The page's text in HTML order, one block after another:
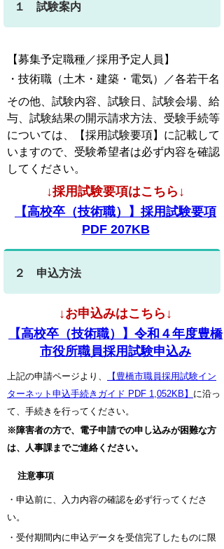
１ 試験案内
【募集予定職種／採用予定人員】
・技術職（土木・建築・電気）／各若干名
その他、試験内容、試験日、試験会場、給
与、試験結果の開示請求方法、受験手続等
については、【採用試験要項】に記載して
いますので、受験希望者は必ず内容を確認
してください。
↓採用試験要項はこちら↓
【高校卒（技術職）】採用試験要項
PDF 207KB
２ 申込方法
↓お申込みはこちら↓
【高校卒（技術職）】令和４年度豊橋
市役所職員採用試験申込み
上記の申請ページより、
【豊橋市職員採用試験イン
ターネット申込手続きガイド PDF 1,052KB】 に沿っ
て、手続きを行ってください。
※障害者の方で、電子申請での申し込みが困難な方
は、人事課までご連絡ください。
注意事項
・申込前に、入力内容の確認を必ず行ってくださ
い。
・受付期間内に申込データを受信完了したものに限